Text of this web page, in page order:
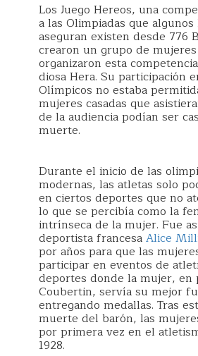
‌Los Juego Hereos, una
a las Olimpiadas que
aseguran existen desde 776
crearon un grupo de
organizaron esta
diosa Hera. Su participación
Olímpicos no estaba
mujeres casadas que
de la audiencia podían ser
muerte.
Durante el inicio de las
modernas, las atletas solo
en ciertos deportes que no
lo que se percibía como la
intrínseca de la mujer. Fue
deportista francesaAlice
por años para que las
participar en eventos de
deportes donde la mujer, en
Coubertin, servía su mejor
entregando medallas. Tras
muerte del barón, las
por primera vez en el
1928.